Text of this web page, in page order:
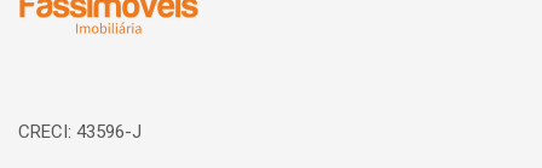
CRECI: 43596-J